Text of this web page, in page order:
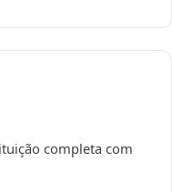
completa com